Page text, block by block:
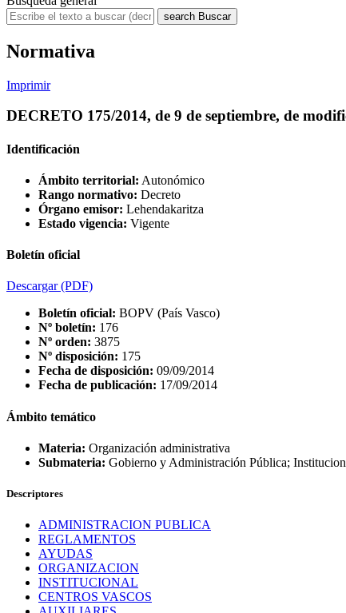
search Buscar
Normativa
Imprimir
DECRETO 175/2014, de 9 de septiembre, de
Identificación
Ámbito territorial: Autonómico
Rango normativo: Decreto
Órgano emisor: Lehendakaritza
Estado vigencia: Vigente
Boletín oficial
Descargar(PDF)
Boletín oficial: BOPV (País Vasco)
Nº boletín: 176
Nº orden: 3875
Nº disposición: 175
Fecha de disposición: 09/09/2014
Fecha de publicación: 17/09/2014
Ámbito temático
Materia: Organización administrativa
Submateria: Gobierno y Administración Pública;
Descriptores
ADMINISTRACION PUBLICA
REGLAMENTOS
AYUDAS
ORGANIZACION
INSTITUCIONAL
CENTROS VASCOS